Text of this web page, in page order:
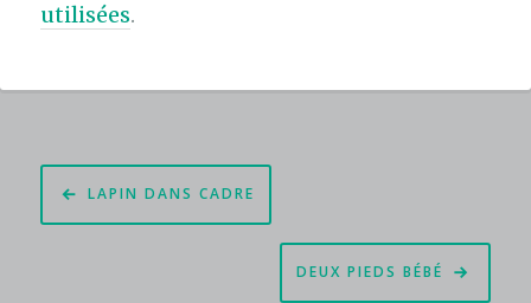
utilisées.
Navigation
de
LAPIN DANS CADRE
DEUX PIEDS BÉBÉ